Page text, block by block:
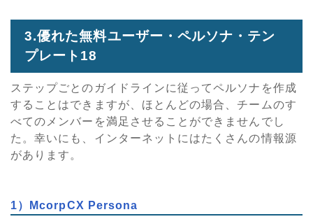
3.優れた無料ユーザー・ペルソナ・テン
プレート18
ステップごとのガイドラインに従ってペルソナを作成
することはできますが、ほとんどの場合、チームのす
べてのメンバーを満足させることができませんでし
た。幸いにも、インターネットにはたくさんの情報源
があります。
1）McorpCX Persona